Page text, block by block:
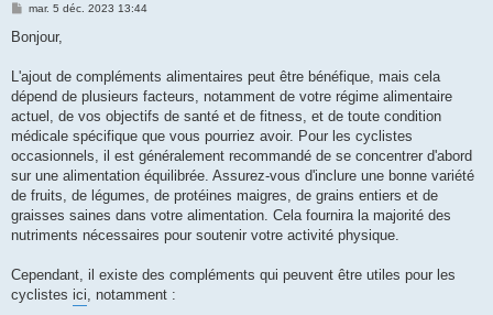
M
s
g
e
mar. 5 déc. 2023 13:44
Bonjour,
L'ajout de compléments alimentaires peut être bénéfique, mais cela
dépend de plusieurs facteurs, notamment de votre régime alimentaire
actuel, de vos objectifs de santé et de fitness, et de toute condition
médicale spécifique que vous pourriez avoir. Pour les cyclistes
occasionnels, il est généralement recommandé de se concentrer d'abord
sur une alimentation équilibrée. Assurez-vous d'inclure une bonne variété
de fruits, de légumes, de protéines maigres, de grains entiers et de
graisses saines dans votre alimentation. Cela fournira la majorité des
nutriments nécessaires pour soutenir votre activité physique.
Cependant, il existe des compléments qui peuvent être utiles pour les
cyclistes ici, notamment :